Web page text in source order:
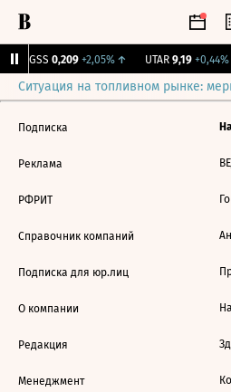
RGSS 0,209 +2,05%↑ UTAR 9,19 +0,44%
Ситуация на топливном рынке:
Подписка
Реклама
РФРИТ
Справочник компаний
Подписка для юр.лиц
О компании
Редакция
Менеджмент